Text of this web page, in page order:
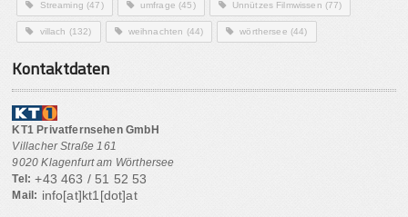
Streaming (47) umfrage (45) Unnützes Filmwissen (77)
villach (132) weihnachten (44) wörthersee (44)
Kontaktdaten
KT1 Privatfernsehen GmbH
Villacher Straße 161
9020 Klagenfurt am Wörthersee
Tel: +43 463 / 51 52 53
Mail: info[at]kt1[dot]at